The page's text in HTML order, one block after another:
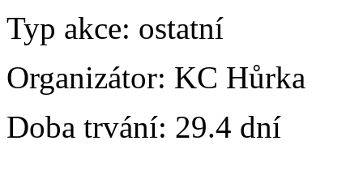
Typ akce: ostatní
Organizátor: KC Hůrka
Doba trvání: 29.4 dní